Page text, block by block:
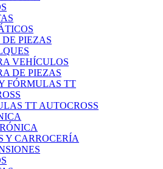
DE PIEZAS
VEHÍCULOS
DE PIEZAS
FÓRMULAS TT
TT AUTOCROSS
Y CARROCERÍA